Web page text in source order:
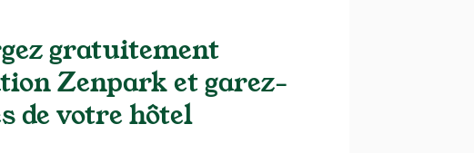
Paris - Parmentier - Citadines
7 bis rue Neuve Popincourt
75011Paris
4,2(1012 avis)
gratuitement
Zenpark et garez-
de votre hôtel